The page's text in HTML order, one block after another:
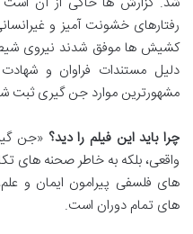
رفتارهای خشونت آمیز و
کشیش ها موفق شدند نیروی
دلیل مستندات فراوان و
مشهورترین موارد جن گیری ثبت
چرا باید این فیلم را دید؟ «جن
واقعی، بلکه به خاطر صحنه های
های فلسفی پیرامون ایمان و
های تمام دوران است.